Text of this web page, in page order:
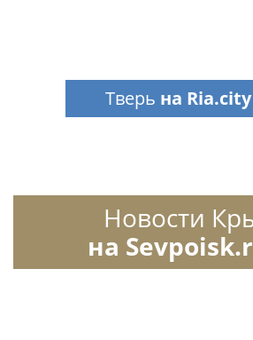
Тверь на Ria.city
Новости
на